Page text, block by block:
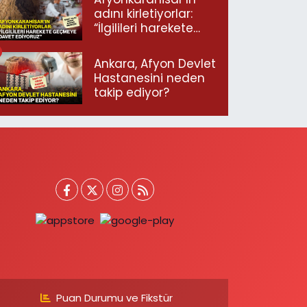
adını kirletiyorlar:
“İlgilileri harekete
ediyoruz”
Ankara, Afyon Devlet
Hastanesini neden
takip ediyor?
Puan Durumu ve Fikstür